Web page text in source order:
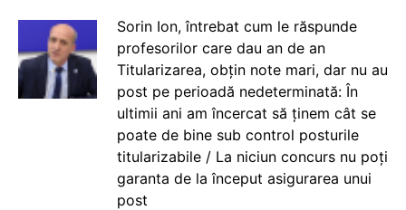
Sorin Ion, întrebat cum le răspunde
profesorilor care dau an de an
Titularizarea, obțin note mari, dar nu au
post pe perioadă nedeterminată: În
ultimii ani am încercat să ținem cât se
poate de bine sub control posturile
titularizabile / La niciun concurs nu poți
garanta de la început asigurarea unui
post